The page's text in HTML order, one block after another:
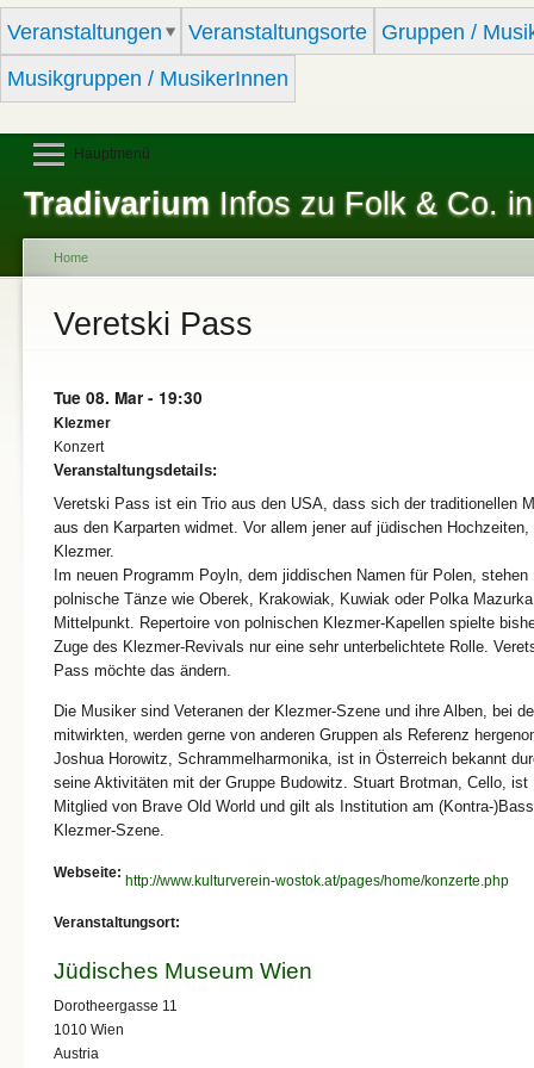
Veranstaltungen Veranstaltungsorte
Gruppen /
Musikgruppen / MusikerInnen
Tradivarium Infos zu Folk & Co.
Hauptmenü
You are here
Home
Veretski Pass
Tue 08. Mar - 19:30
Klezmer
Konzert
Veranstaltungsdetails:
Veretski Pass ist ein Trio aus den USA, dass sich der traditionellen
aus den Karparten widmet. Vor allem jener auf jüdischen Hochzeiten,
Klezmer.
Im neuen Programm Poyln, dem jiddischen Namen für Polen, stehen
polnische Tänze wie Oberek, Krakowiak, Kuwiak oder Polka
Mittelpunkt. Repertoire von polnischen Klezmer-Kapellen spielte
Zuge des Klezmer-Revivals nur eine sehr unterbelichtete Rolle.
Pass möchte das ändern.
Die Musiker sind Veteranen der Klezmer-Szene und ihre Alben, bei
mitwirkten, werden gerne von anderen Gruppen als Referenz
Joshua Horowitz, Schrammelharmonika, ist in Österreich bekannt
seine Aktivitäten mit der Gruppe Budowitz. Stuart Brotman, Cello, ist
Mitglied von Brave Old World und gilt als Institution am (Kontra-
Klezmer-Szene.
Webseite:
http://www.kulturverein-wostok.at/pages/home/konzerte.php
Veranstaltungsort:
Jüdisches Museum Wien
Dorotheergasse 11
1010 Wien
Austria